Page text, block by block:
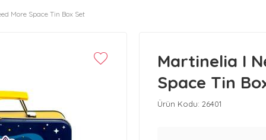
More Space Tin Box Set
Martinelia I
Space Tin
Ürün Kodu: 26401